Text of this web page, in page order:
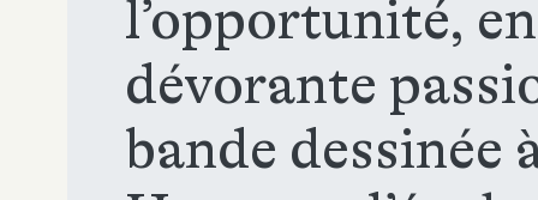
l’opportunité,
dévorante
bande dessinée